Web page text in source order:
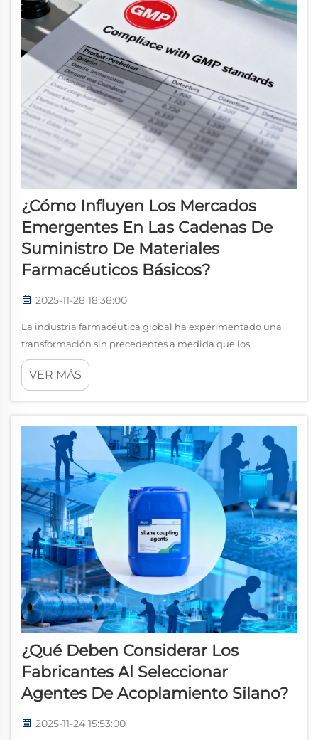
¿Cómo Influyen Los Mercados
Emergentes En Las Cadenas De
Suministro De Materiales
Farmacéuticos Básicos?
2025-11-28 18:38:00
La industria farmacéutica global ha experimentado una
transformación sin precedentes a medida que los
mercados emergentes redefinen el panorama del
abastecimiento de materiales básicos y la dinámica de las
determinar...
VER MÁS
¿Qué Deben Considerar Los
Fabricantes Al Seleccionar
Agentes De Acoplamiento Silano?
2025-11-24 15:53:00